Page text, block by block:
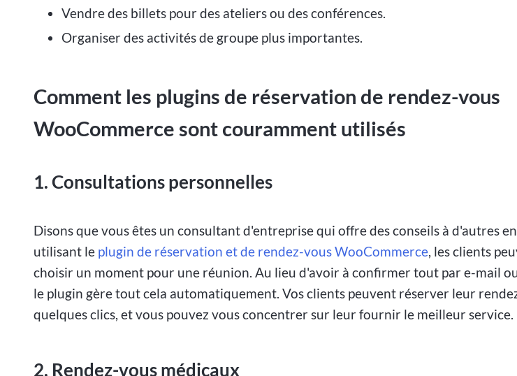
Vendre des billets pour des ateliers ou des conférences.
Organiser des activités de groupe plus importantes.
Comment les plugins de réservation de rendez-vous
WooCommerce sont couramment utilisés
1. Consultations personnelles
Disons que vous êtes un consultant d'entreprise qui offre des conseils à d'autres
utilisant le plugin de réservation et de rendez-vous WooCommerce , les clients
choisir un moment pour une réunion. Au lieu d'avoir à confirmer tout par e-mail
le plugin gère tout cela automatiquement. Vos clients peuvent réserver leur
quelques clics, et vous pouvez vous concentrer sur leur fournir le meilleur service.
2. Rendez-vous médicaux